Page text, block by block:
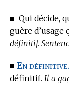
■ Qui décide,
guère d’usage
définitif.
■ En définitive.
définitif. Il a